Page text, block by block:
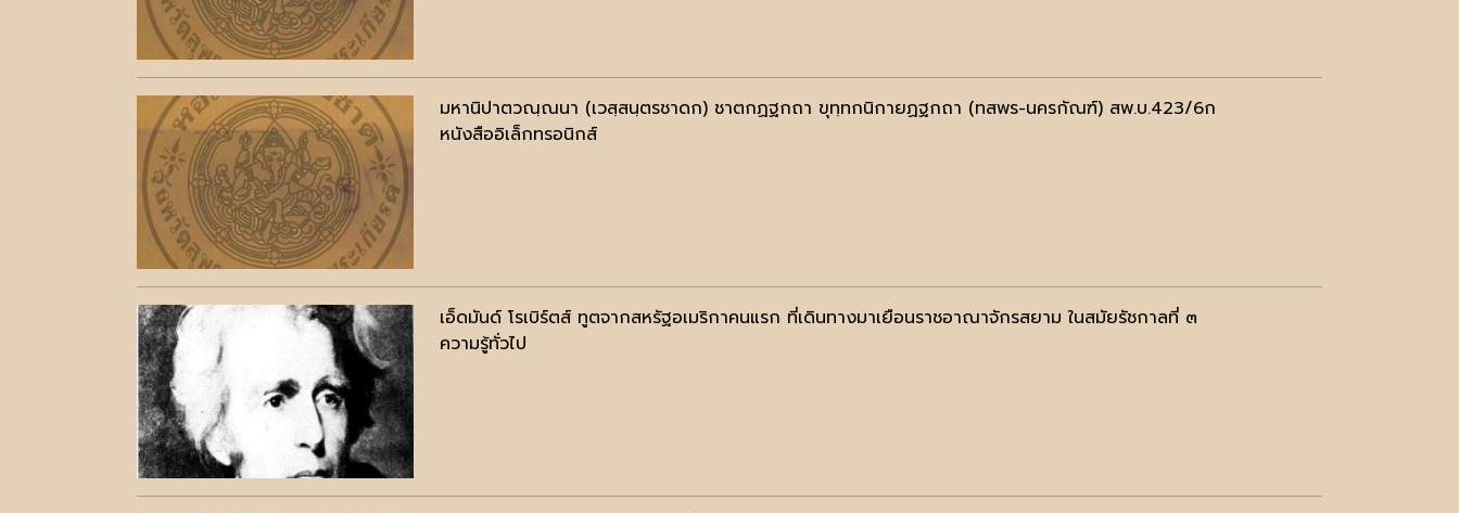
มหานิปาตวณฺณนา (เวสฺสนฺตรชาดก) ชาตกฏฐกถา ขุทฺทกนิกายฏฐกถา (ทสพร-นครกัณฑ์) สพ.บ.423/6ก
หนังสืออิเล็กทรอนิกส์
เอ็ดมันด์ โรเบิร์ตส์ ทูตจากสหรัฐอเมริกาคนแรก ที่เดินทางมาเยือนราชอาณาจักรสยาม ในสมัยรัชกาลที่ ๓
ความรู้ทั่วไป